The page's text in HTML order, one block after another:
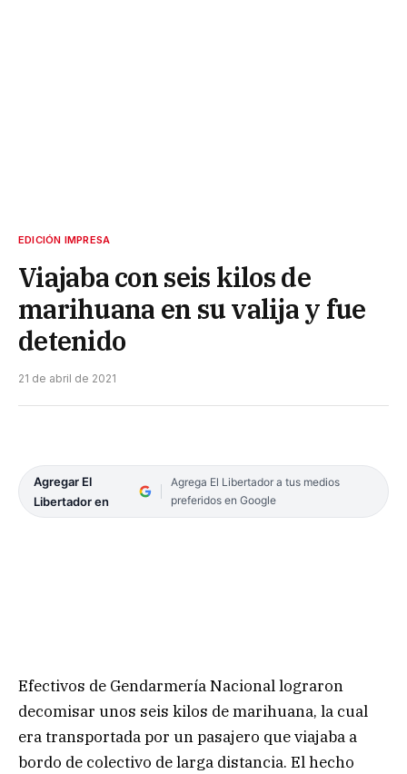
EDICIÓN IMPRESA
Viajaba con seis kilos de
marihuana en su valija y fue
detenido
21 de abril de 2021
Agregar El
Libertador en
Agrega El Libertador a tus medios
preferidos en Google
Efectivos de Gendarmería Nacional lograron
decomisar unos seis kilos de marihuana, la cual
era transportada por un pasajero que viajaba a
bordo de colectivo de larga distancia. El hecho